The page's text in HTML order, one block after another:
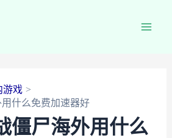
游戏
什么免费加速器好
僵尸海外用什么